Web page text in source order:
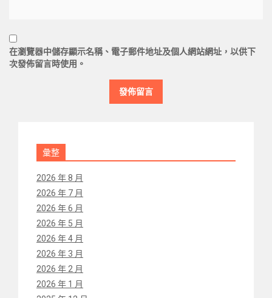
在瀏覽器中儲存顯示名稱、電子郵件地址及個人網站網址，以供下
次發佈留言時使用。
彙整
2026 年 8 月
2026 年 7 月
2026 年 6 月
2026 年 5 月
2026 年 4 月
2026 年 3 月
2026 年 2 月
2026 年 1 月